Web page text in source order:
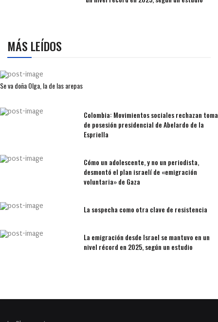
MÁS LEÍDOS
Se va doña Olga, la de las arepas
Colombia: Movimientos sociales rechazan toma
de posesión presidencial de Abelardo de la
Espriella
Cómo un adolescente, y no un periodista,
desmontó el plan israelí de «emigración
voluntaria» de Gaza
La sospecha como otra clave de resistencia
La emigración desde Israel se mantuvo en un
nivel récord en 2025, según un estudio